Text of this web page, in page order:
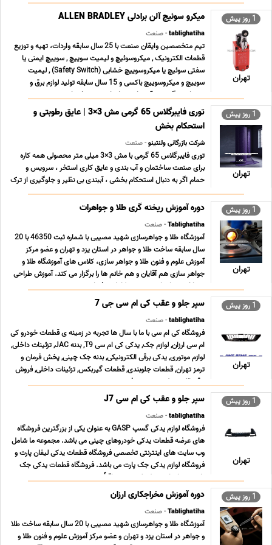
1 روز پیش
تهران
میکرو سوئیچ آلن برادلی ALLEN BRADLEY
tablighatiha- صنعت
تیم متخصصین وایقان صنعت با 25 سال سابقه واردات، تهیه و توزیع
قطعات الکترونیک , میکروسوئیچ و لیمیت سوییچ , سوییچ ایمنی یا
سفتی سوئیچ یا میکروسوییچ خشابی (Safety Switch) , لیمیت
سوییچ و میکروسوییچ باکسی و 15 سال سابقه تولید لوازم برق و
روشنایی ، گرد هم آمده است تا جامع ترین خدمات ت ... ...
1 روز پیش
تهران
توری فایبرگلاس 65 گرمی مش 3×3 | عایق رطوبتی و
استحکام بخش
شرکت بازرگانی ولنتینو- صنعت
توری فایبرگلاس 65 گرمی با مش 3×3 میلی متر محصولی همه کاره
برای صنعت ساختمان و آب بندی و عایق کاری استخر ، سرویس و
حمام اگر به دنبال استحکام بخشی ، آببندی بی نظیر و جلوگیری از ترک
خوردگی در پروژه های خود هستید ، این محصول پاسخگوی نیاز
شماست. مشخصات فنی محصول · چشمه (مش) 3×3 میلی م ... ...
1 روز پیش
تهران
دوره آموزش ریخته گری طلا و جواهرات
Tablighatiha- صنعت
آموزشگاه طلا و جواهرسازی شهید مصیبی با شماره ثبت 46350 با 20
سال سابقه ساخت طلا و جواهر در استان یزد و تهران و عضو مرکز
آموزش علوم و فنون طلا و جواهر سازى، کلاس هاى آموزشگاه طلا و
جواهر سازى هم آقایان و هم خانم ها را برگزار می کند. آموزش طراحى
و ساخت جواهرات به صورت کاملا حرفه اى ... ...
1 روز پیش
تهران
سپر جلو و عقب کی ام سی جی 7
tablighatiha- صنعت
فروشگاه کی ام سی با ما با سال ها تجربه در زمینه ی قطعات خودرو کی
ام سی ارزان, لوازم جک, یدکی کی ام سی T9, بدنه JAC, تزئینات داخلی,
لوازم موتوری, یدکی برقی الکترونیکی, بدنه جک چینی, پخش فرمان و
ترمز تهران, قطعات جلوبندی, قطعات گیربکس, تزئینات داخلی, فروش
برقی الکترونیکی, سیستم فرم ... ...
1 روز پیش
تهران
سپر جلو و عقب کی ام سی J7
tablighatiha- صنعت
فروشگاه لوازم یدکی گسپ GASP به عنوان یکی از بزرگترین فروشگاه
های عرضه قطعات یدکی خودروهای چینی می باشد. مجموعه ما شامل
وب سایت های اینترنتی تخصصی فروشگاه قطعات یدکی لیفان پارت و
فروشگاه لوازم یدکی جک پارت می باشد. فروشگاه قطعات یدکی جک
پارت همراه با رشد تکنولوژی و متعاقباً سرعت ت ... ...
1 روز پیش دوره آموزش مخراجکاری ارزان
Tablighatiha- صنعت
آموزشگاه طلا و جواهرسازی شهید مصیبی با 20 سال سابقه ساخت طلا
و جواهر در استان یزد و تهران و عضو مرکز آموزش علوم و فنون طلا و